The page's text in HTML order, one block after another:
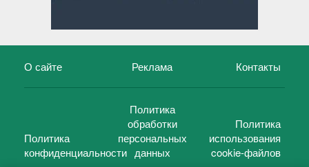
О сайте Реклама Контакты
Политика
конфиденциальности
Политика
обработки
персональных
данных
Политика
использования
cookie-файлов